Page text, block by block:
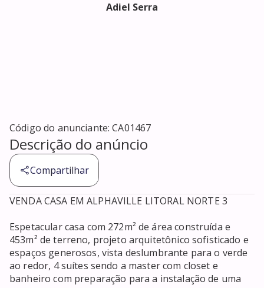
Adiel Serra
Código do anunciante:CA01467
Descrição do anúncio
Compartilhar
VENDA CASA EM ALPHAVILLE LITORAL NORTE 3
Espetacular casa com 272m² de área construída e
453m² de terreno, projeto arquitetônico sofisticado e
espaços generosos, vista deslumbrante para o verde
ao redor, 4 suítes sendo a master com closet e
banheiro com preparação para a instalação de uma